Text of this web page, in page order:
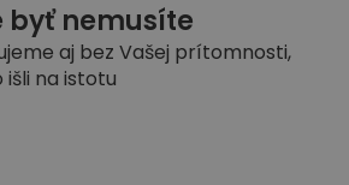
byť nemusíte
aj bez Vašej prítomnosti,
na istotu